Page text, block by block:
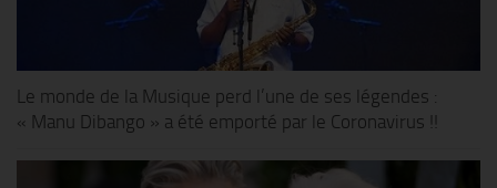
Le monde de la Musique perd l’une de ses légendes :
« Manu Dibango » a été emporté par le Coronavirus !!